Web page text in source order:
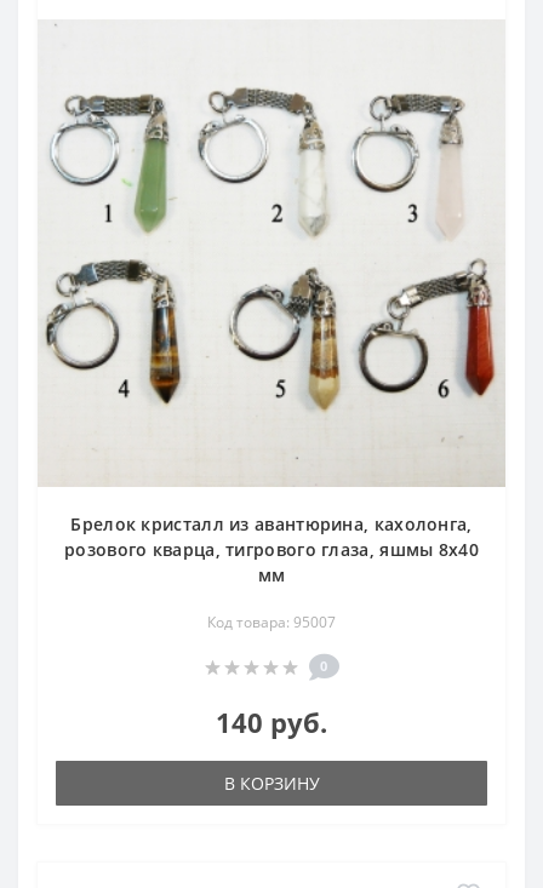
Брелок кристалл из авантюрина, кахолонга,
розового кварца, тигрового глаза, яшмы 8х40
мм
Код товара: 95007
0
140 руб.
В КОРЗИНУ